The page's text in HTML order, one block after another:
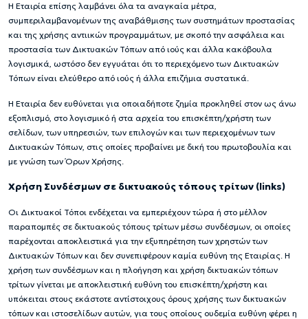
Η Εταιρία επίσης λαμβάνει όλα τα αναγκαία μέτρα,
συμπεριλαμβανομένων της αναβάθμισης των συστημάτων προστασίας
και της χρήσης αντιικών προγραμμάτων, με σκοπό την ασφάλεια και
προστασία των Δικτυακών Τόπων από ιούς και άλλα κακόβουλα
λογισμικά, ωστόσο δεν εγγυάται ότι το περιεχόμενο των Δικτυακών
Τόπων είναι ελεύθερο από ιούς ή άλλα επιζήμια συστατικά.
Η Εταιρία δεν ευθύνεται για οποιαδήποτε ζημία προκληθεί στον ως άνω
εξοπλισμό, στο λογισμικό ή στα αρχεία του επισκέπτη/χρήστη των
σελίδων, των υπηρεσιών, των επιλογών και των περιεχομένων των
Δικτυακών Τόπων, στις οποίες προβαίνει με δική του πρωτοβουλία και
με γνώση των Όρων Χρήσης.
Χρήση Συνδέσμων σε δικτυακούς τόπους τρίτων (links)
Οι Δικτυακοί Τόποι ενδέχεται να εμπεριέχουν τώρα ή στο μέλλον
παραπομπές σε δικτυακούς τόπους τρίτων μέσω συνδέσμων, οι οποίες
παρέχονται αποκλειστικά για την εξυπηρέτηση των χρηστών των
Δικτυακών Τόπων και δεν συνεπιφέρουν καμία ευθύνη της Εταιρίας. Η
χρήση των συνδέσμων και η πλοήγηση και χρήση δικτυακών τόπων
τρίτων γίνεται με αποκλειστική ευθύνη του επισκέπτη/χρήστη και
υπόκειται στους εκάστοτε αντίστοιχους όρους χρήσης των δικτυακών
τόπων και ιστοσελίδων αυτών, για τους οποίους ουδεμία ευθύνη φέρει η